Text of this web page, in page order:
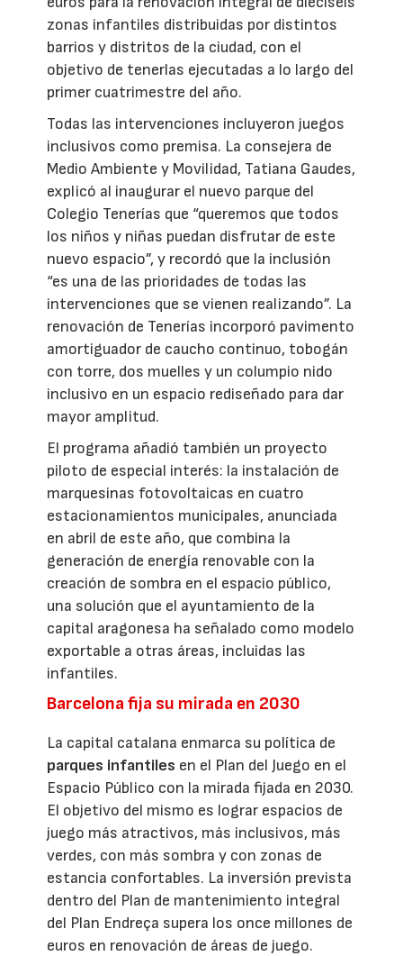
zonas infantiles distribuidas por distintos
barrios y distritos de la ciudad, con el
objetivo de tenerlas ejecutadas a lo largo del
primer cuatrimestre del año.
Todas las intervenciones incluyeron juegos
inclusivos como premisa. La consejera de
Medio Ambiente y Movilidad, Tatiana Gaudes,
explicó al inaugurar el nuevo parque del
Colegio Tenerías que “queremos que todos
los niños y niñas puedan disfrutar de este
nuevo espacio”, y recordó que la inclusión
“es una de las prioridades de todas las
intervenciones que se vienen realizando”. La
renovación de Tenerías incorporó pavimento
amortiguador de caucho continuo, tobogán
con torre, dos muelles y un columpio nido
inclusivo en un espacio rediseñado para dar
mayor amplitud.
El programa añadió también un proyecto
piloto de especial interés: la instalación de
marquesinas fotovoltaicas en cuatro
estacionamientos municipales, anunciada
en abril de este año, que combina la
generación de energía renovable con la
creación de sombra en el espacio público,
una solución que el ayuntamiento de la
capital aragonesa ha señalado como modelo
exportable a otras áreas, incluidas las
infantiles.
Barcelona fija su mirada en 2030
La capital catalana enmarca su política de
parques infantiles en el Plan del Juego en el
Espacio Público con la mirada fijada en 2030.
El objetivo del mismo es lograr espacios de
juego más atractivos, más inclusivos, más
verdes, con más sombra y con zonas de
estancia confortables. La inversión prevista
dentro del Plan de mantenimiento integral
del Plan Endreça supera los once millones de
euros en renovación de áreas de juego.